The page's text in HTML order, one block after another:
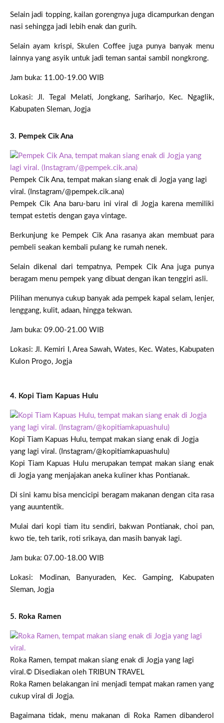
Selain jadi topping, kailan gorengnya juga dicampurkan dengan
nasi sehingga jadi lebih enak dan gurih.
Selain ayam krispi, Skulen Coffee juga punya banyak menu
lainnya yang asyik untuk jadi teman santai sambil nongkrong.
Jam buka: 11.00-19.00 WIB
Lokasi: Jl. Tegal Melati, Jongkang, Sariharjo, Kec. Ngaglik,
Kabupaten Sleman, Jogja
3. Pempek Cik Ana
Pempek Cik Ana, tempat makan siang enak di Jogja yang lagi
viral. (Instagram/@pempek.cik.ana)
Pempek Cik Ana baru-baru ini viral di Jogja karena memiliki
tempat estetis dengan gaya vintage.
Berkunjung ke Pempek Cik Ana rasanya akan membuat para
pembeli seakan kembali pulang ke rumah nenek.
Selain dikenal dari tempatnya, Pempek Cik Ana juga punya
beragam menu pempek yang dibuat dengan ikan tenggiri asli.
Pilihan menunya cukup banyak ada pempek kapal selam, lenjer,
lenggang, kulit, adaan, hingga tekwan.
Jam buka: 09.00-21.00 WIB
Lokasi: Jl. Kemiri I, Area Sawah, Wates, Kec. Wates, Kabupaten
Kulon Progo, Jogja
4. Kopi Tiam Kapuas Hulu
Kopi Tiam Kapuas Hulu, tempat makan siang enak di Jogja
yang lagi viral. (Instagram/@kopitiamkapuashulu)
Kopi Tiam Kapuas Hulu merupakan tempat makan siang enak
di Jogja yang menjajakan aneka kuliner khas Pontianak.
Di sini kamu bisa mencicipi beragam makanan dengan cita rasa
yang auuntentik.
Mulai dari kopi tiam itu sendiri, bakwan Pontianak, choi pan,
kwo tie, teh tarik, roti srikaya, dan masih banyak lagi.
Jam buka: 07.00-18.00 WIB
Lokasi: Modinan, Banyuraden, Kec. Gamping, Kabupaten
Sleman, Jogja
5. Roka Ramen
Roka Ramen, tempat makan siang enak di Jogja yang lagi
viral.© Disediakan oleh TRIBUN TRAVEL
Roka Ramen belakangan ini menjadi tempat makan ramen yang
cukup viral di Jogja.
Bagaimana tidak, menu makanan di Roka Ramen dibanderol